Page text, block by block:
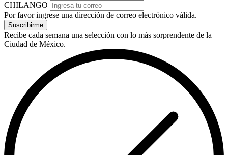
CHILANGO
Por favor ingrese una dirección de correo electrónico válida.
Suscribirme
Recibe cada semana una selección con lo más sorprendente de la
Ciudad de México.